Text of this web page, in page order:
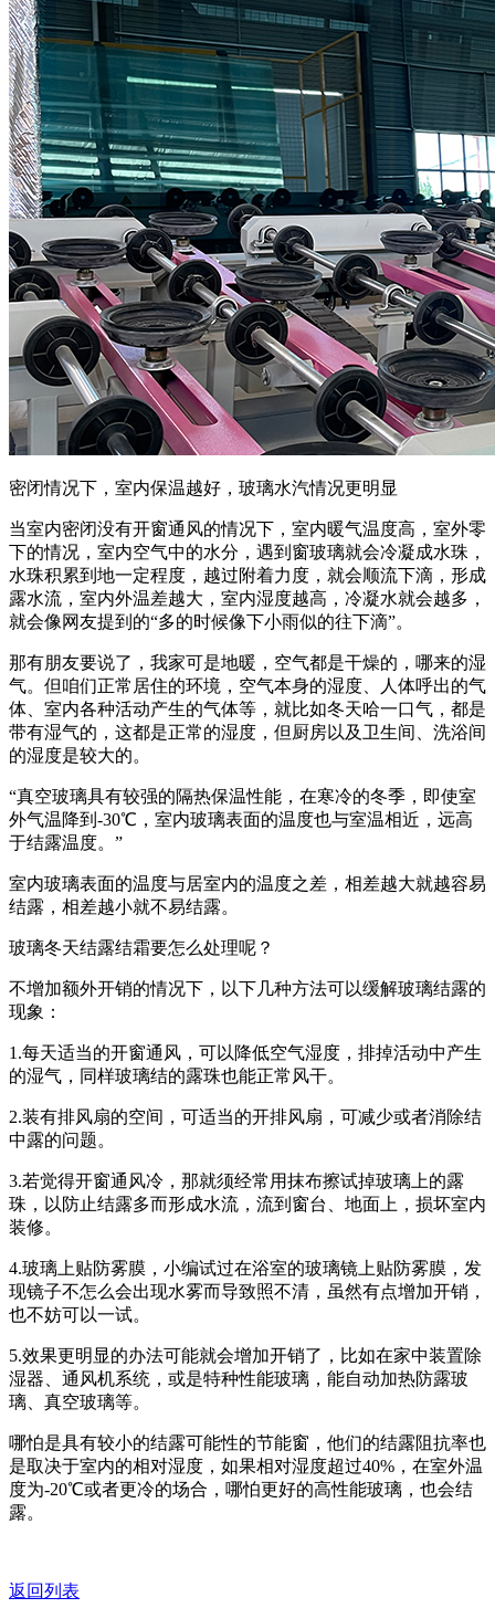
密闭情况下，室内保温越好，玻璃水汽情况更明显
当室内密闭没有开窗通风的情况下，室内暖气温度高，室外零
下的情况，室内空气中的水分，遇到窗玻璃就会冷凝成水珠，
水珠积累到地一定程度，越过附着力度，就会顺流下滴，形成
露水流，室内外温差越大，室内湿度越高，冷凝水就会越多，
就会像网友提到的“多的时候像下小雨似的往下滴”。
那有朋友要说了，我家可是地暖，空气都是干燥的，哪来的湿
气。但咱们正常居住的环境，空气本身的湿度、人体呼出的气
体、室内各种活动产生的气体等，就比如冬天哈一口气，都是
带有湿气的，这都是正常的湿度，但厨房以及卫生间、洗浴间
的湿度是较大的。
“真空玻璃具有较强的隔热保温性能，在寒冷的冬季，即使室
外气温降到-30℃，室内玻璃表面的温度也与室温相近，远高
于结露温度。”
室内玻璃表面的温度与居室内的温度之差，相差越大就越容易
结露，相差越小就不易结露。
玻璃冬天结露结霜要怎么处理呢？
不增加额外开销的情况下，以下几种方法可以缓解玻璃结露的
现象：
1.每天适当的开窗通风，可以降低空气湿度，排掉活动中产生
的湿气，同样玻璃结的露珠也能正常风干。
2.装有排风扇的空间，可适当的开排风扇，可减少或者消除结
中露的问题。
3.若觉得开窗通风冷，那就须经常用抹布擦试掉玻璃上的露
珠，以防止结露多而形成水流，流到窗台、地面上，损坏室内
装修。
4.玻璃上贴防雾膜，小编试过在浴室的玻璃镜上贴防雾膜，发
现镜子不怎么会出现水雾而导致照不清，虽然有点增加开销，
也不妨可以一试。
5.效果更明显的办法可能就会增加开销了，比如在家中装置除
湿器、通风机系统，或是特种性能玻璃，能自动加热防露玻
璃、真空玻璃等。
哪怕是具有较小的结露可能性的节能窗，他们的结露阻抗率也
是取决于室内的相对湿度，如果相对湿度超过40%，在室外温
度为-20℃或者更冷的场合，哪怕更好的高性能玻璃，也会结
露。
返回列表